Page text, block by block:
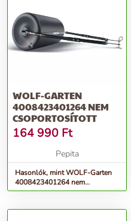
WOLF-GARTEN
4008423401264 NEM
CSOPORTOSÍTOTT
164 990 Ft
Pepita
Hasonlók, mint WOLF-Garten
4008423401264 nem
csoportosított